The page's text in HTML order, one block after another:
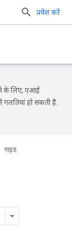
प्रवेश करें
के लिए, एआई
हो सकती हैं.
गाइड